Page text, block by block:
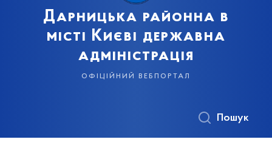
Дарницька районна в
місті Києві державна
адміністрація
офіційний вебпортал
Пошук